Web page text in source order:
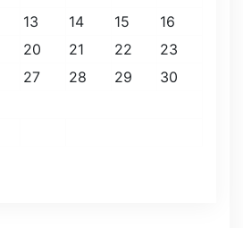
13 14 15
16
20 21 22
23
27 28 29
30